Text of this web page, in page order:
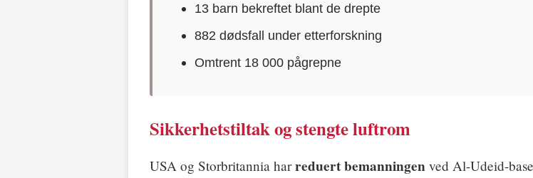
13 barn bekreftet blant de drepte
882 dødsfall under etterforskning
Omtrent 18 000 pågrepne
Sikkerhetstiltak og stengte luftrom
USA og Storbritannia harreduert bemanningen ved Al-Udeid-